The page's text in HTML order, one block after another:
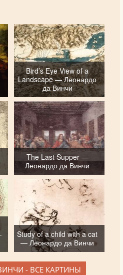
Bird’s Eye View of a
Landscape — Леонардо
да Винчи
The Last Supper —
Леонардо да Винчи
Study of a child with a cat
— Леонардо да Винчи
- ВСЕ КАРТИНЫ